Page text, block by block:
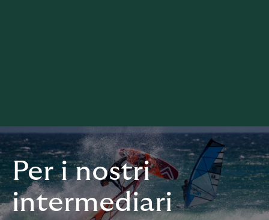
Per i nostri
intermediari